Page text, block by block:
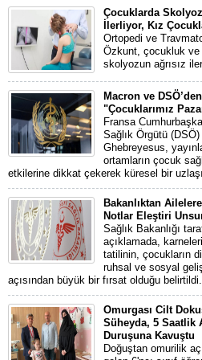
Çocuklarda
İlerliyor, Kız
Ortopedi ve
Özkunt, çocukluk ve
skolyozun ağrısız
Macron ve
"Çocuklarımız
Fransa
Sağlık Örgütü
Ghebreyesus,
ortamların çocuk
etkilerine dikkat çekerek küresel bir
Bakanlıktan
Notlar Eleştiri
Sağlık Bakanlığı
açıklamada,
tatilinin, çocukların
ruhsal ve sosyal
açısından büyük bir fırsat olduğu belirtildi.
Omurgası Cilt
Süheyda, 5 Saatlik
Duruşuna Kavuştu
Doğuştan omurilik